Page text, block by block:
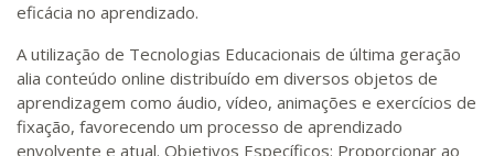
eficácia no aprendizado.
A utilização de Tecnologias Educacionais de última geração
alia conteúdo online distribuído em diversos objetos de
aprendizagem como áudio, vídeo, animações e exercícios de
fixação, favorecendo um processo de aprendizado
envolvente e atual. Objetivos Específicos: Proporcionar ao